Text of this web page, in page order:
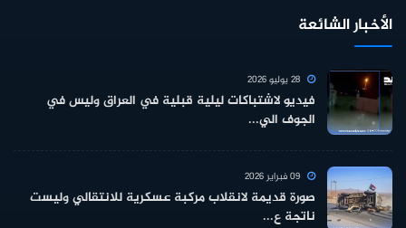
الأخبار الشائعة
فيديو لاشتباكات ليلية قبلية في العراق وليس في
الجوف الي...
صورة قديمة لانقلاب مركبة عسكرية للانتقالي وليست
ناتجة ع...